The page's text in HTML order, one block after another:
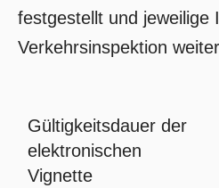
festgestellt und jeweilige
Verkehrsinspektion
Gültigkeitsdauer der
elektronischen
Vignette